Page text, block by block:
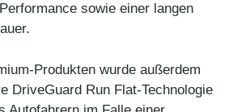
sowie einer langen
Produkten wurde außerdem
DriveGuard Run Flat-Technologie